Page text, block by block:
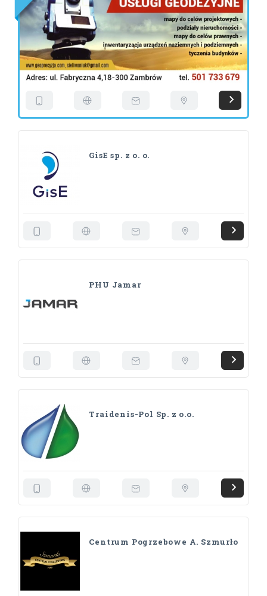
GisE sp. z o. o.
PHU Jamar
Traidenis-Pol Sp. z o.o.
Centrum Pogrzebowe A. Szmurło